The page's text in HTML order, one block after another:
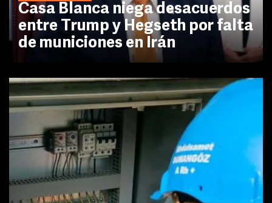
Casa Blanca niega desacuerdos
entre Trump y Hegseth por falta
de municiones en Irán